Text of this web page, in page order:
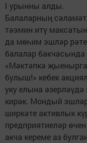
I урынны алды.
Балаларның
тәэмин итү
да мөһим эшләр
балалар бакчасында
«Мәктәпкә
булыш!» кебек
уку елына әзерләүдә
кирәк. Мондый
ширкәте активлык
предприятиеләр
акча кереме аз